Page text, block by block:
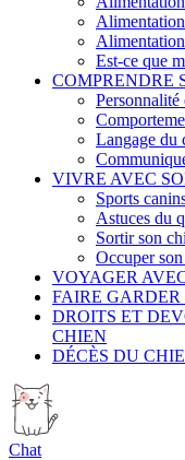
Est-ce que
COMPRENDRE
Personnalité
Langage du
VIVRE AVEC
Sports
Astuces du
Sortir son
Occuper
VOYAGER
FAIRE GARDER
DROITS ET
CHIEN
DÉCÈS DU
Chat